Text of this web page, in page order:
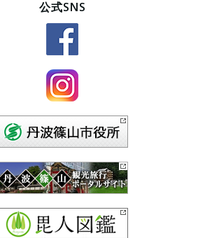
公式SNS